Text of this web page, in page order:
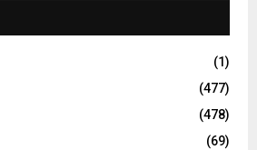
(1)
(477)
(478)
(69)